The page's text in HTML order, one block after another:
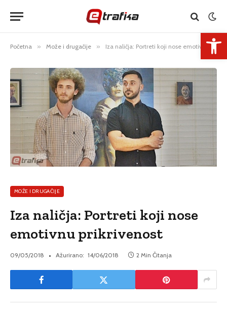
Početna » Može i drugačije » Iza naličja: Portreti koji nose emotivnu prikrivenost
MOŽE I DRUGAČIJE
Iza naličja: Portreti koji nose
emotivnu prikrivenost
09/05/2018 Ažurirano: 14/06/2018 2 Min Čitanja